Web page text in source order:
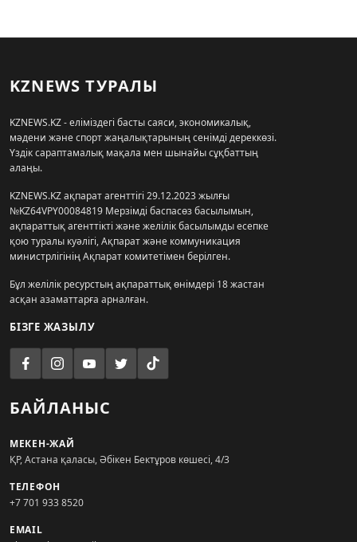
KZNEWS ТУРАЛЫ
KZNEWS.KZ - еліміздегі басты саяси, экономикалық,
мәдени және спорт жаңалықтарының сенімді дереккөзі.
Үздік сараптамалық мақала мен шынайы сұқбаттың
алаңы.
KZNEWS.KZ ақпарат агенттігі 29.12.2023 жылғы
№KZ64VPY00084819 Мерзімді баспасөз басылымын,
ақпараттық агенттікті және желілік басылымды есепке
қою туралы куәлігі, Ақпарат және коммуникация
министрлігінің Ақпарат комитетімен берілген.
Бұл желілік ресурстың ақпараттық өнімдері 18 жастан
асқан азаматтарға арналған.
БІЗГЕ ЖАЗЫЛУ
БАЙЛАНЫС
МЕКЕН-ЖАЙ
ҚР, Астана қаласы, Әбікен Бектұров көшесі, 4/3
ТЕЛЕФОН
+7 701 933 8520
EMAIL